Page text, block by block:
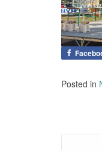
Posted in